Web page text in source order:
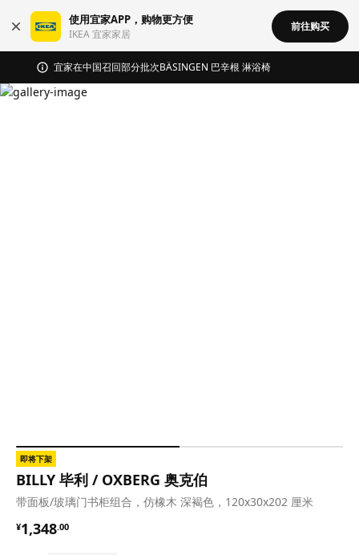
使用宜家APP，购物更方便
IKEA 宜家家居
前往购买
无锡商场发票事宜沟通
即将下架
BILLY 毕利 / OXBERG 奥克伯
带面板/玻璃门书柜组合，仿橡木 深褐色，120x30x202 厘米
¥1,348.00
¥ 1348.00